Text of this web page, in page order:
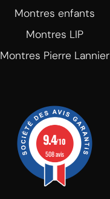
Montres enfants
Montres LIP
Montres Pierre Lannier
9.4/10
508 avis